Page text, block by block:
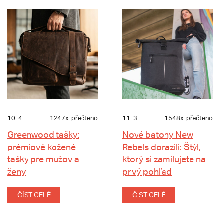
10. 4. 1247x přečteno
Greenwood tašky:
prémiové kožené
tašky pre mužov a
ženy
ČÍST CELÉ
11. 3. 1548x přečteno
Nové batohy New
Rebels dorazili: Štýl,
ktorý si zamilujete na
prvý pohľad
ČÍST CELÉ